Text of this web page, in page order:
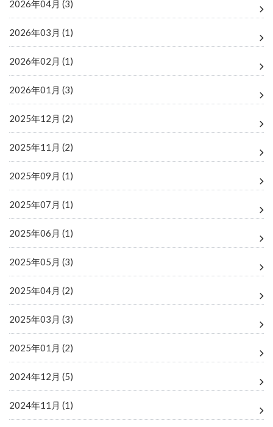
2026年04月 (3)
2026年03月 (1)
2026年02月 (1)
2026年01月 (3)
2025年12月 (2)
2025年11月 (2)
2025年09月 (1)
2025年07月 (1)
2025年06月 (1)
2025年05月 (3)
2025年04月 (2)
2025年03月 (3)
2025年01月 (2)
2024年12月 (5)
2024年11月 (1)